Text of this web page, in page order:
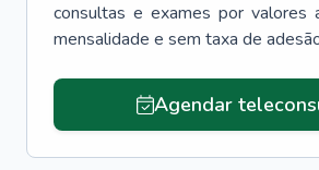
consultas e exames por valores
mensalidade e sem taxa de
Agendar